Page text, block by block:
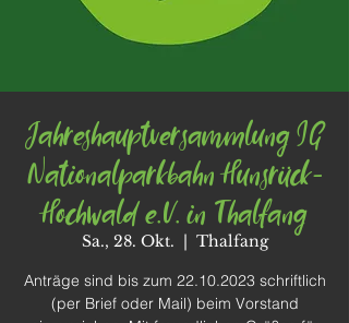
Jahreshauptversammlung IG
Nationalparkbahn Hunsrück-
Hochwald e.V. in Thalfang
Sa., 28. Okt.
  |
Thalfang
Anträge sind bis zum 22.10.2023 schriftlich
(per Brief oder Mail) beim Vorstand